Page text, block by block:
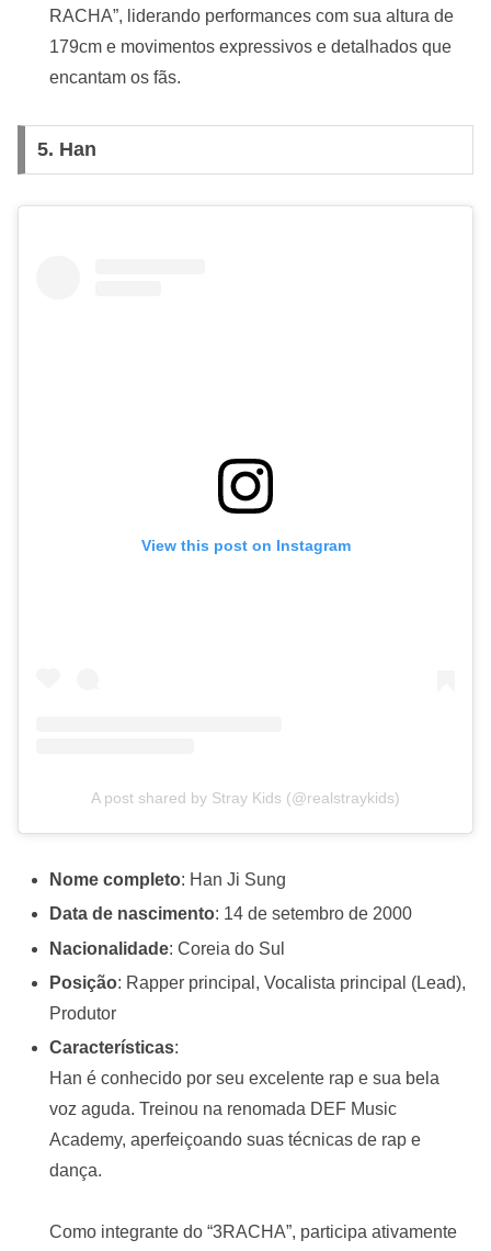
RACHA”, liderando performances com sua altura de
179cm e movimentos expressivos e detalhados que
encantam os fãs.
5. Han
View this post on Instagram
A post shared by Stray Kids (@realstraykids)
Nome completo: Han Ji Sung
Data de nascimento: 14 de setembro de 2000
Nacionalidade: Coreia do Sul
Posição: Rapper principal, Vocalista principal (Lead),
Produtor
Características:
Han é conhecido por seu excelente rap e sua bela
voz aguda. Treinou na renomada DEF Music
Academy, aperfeiçoando suas técnicas de rap e
dança.
Como integrante do “3RACHA”, participa ativamente